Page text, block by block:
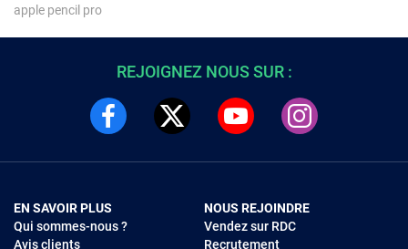
apple pencil pro
REJOIGNEZ NOUS SUR :
EN SAVOIR PLUS
Qui sommes-nous ?
Avis clients
NOUS REJOINDRE
Vendez sur RDC
Recrutement